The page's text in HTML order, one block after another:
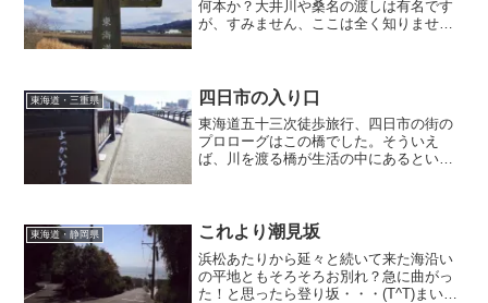
何本か？大井川や桑名の渡しは有名です
が、すみません、ここは全く知りません
_･
東海道・三重県 四日市の入り口
東海道五十三次徒歩旅行、四日市の街の
プロローグはこの橋でした。そういえ
ば、川を渡る橋が生活の中にあるという
を実感したのは。
東海道・静岡県 これより潮見坂
浜松あたりから延々と続いて来た海沿い
の平地ともそろそろお別れ？急に曲がっ
た！と思ったら登り坂・・・(T^T)まいっ